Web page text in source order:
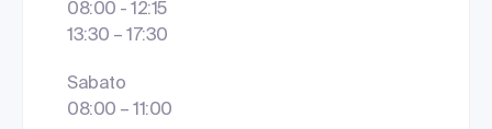
08:00 - 12:15
13:30 – 17:30
Sabato
08:00 – 11:00